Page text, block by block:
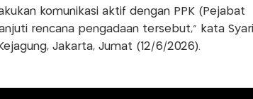
komunikasi aktif dengan PPK (Pejabat
rencana pengadaan tersebut," kata
Jakarta, Jumat (12/6/2026).